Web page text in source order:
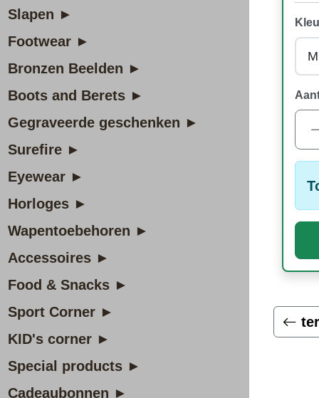
Slapen ►
Footwear ►
Bronzen Beelden ►
Boots and Berets ►
Gegraveerde geschenken ►
Surefire ►
Eyewear ►
Horloges ►
Wapentoebehoren ►
Accessoires ►
Food & Snacks ►
Sport Corner ►
KID's corner ►
Special products ►
Cadeaubonnen ►